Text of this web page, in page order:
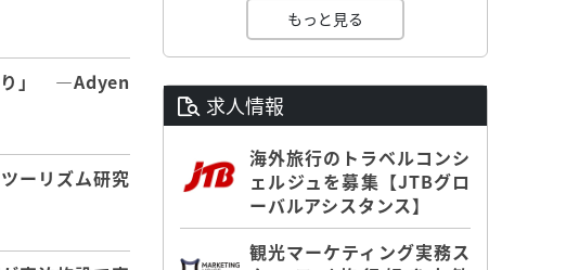
り」 ―Adyen
ーリズム研究
もっと見る
求人情報
海外旅行のトラベルコンシ
ェルジュを募集【JTBグロ
ーバルアシスタンス】
観光マーケティング実務ス